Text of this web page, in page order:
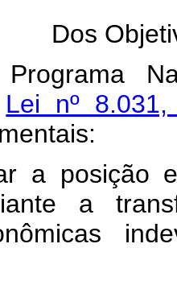
Dos
Lei nº
a posição
a